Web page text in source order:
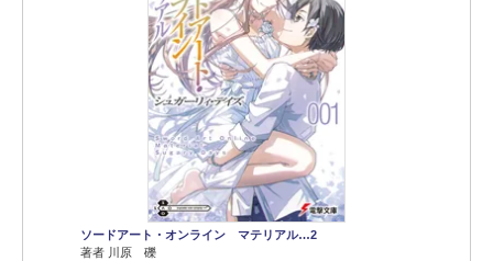
ソードアート・オンライン マテリアル…2
著者 川原 礫